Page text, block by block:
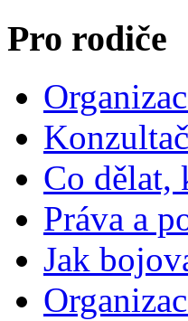
Pro rodiče
Co dělat,
Práva a
Jak